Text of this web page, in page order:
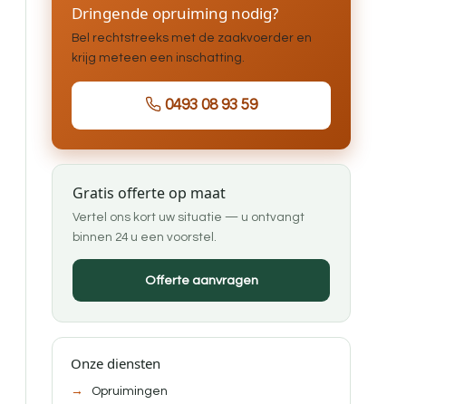
Dringende opruiming nodig?
Bel rechtstreeks met de zaakvoerder en
krijg meteen een inschatting.
0493 08 93 59
Gratis offerte op maat
Vertel ons kort uw situatie — u ontvangt
binnen 24 u een voorstel.
Offerte aanvragen
Onze diensten
Opruimingen